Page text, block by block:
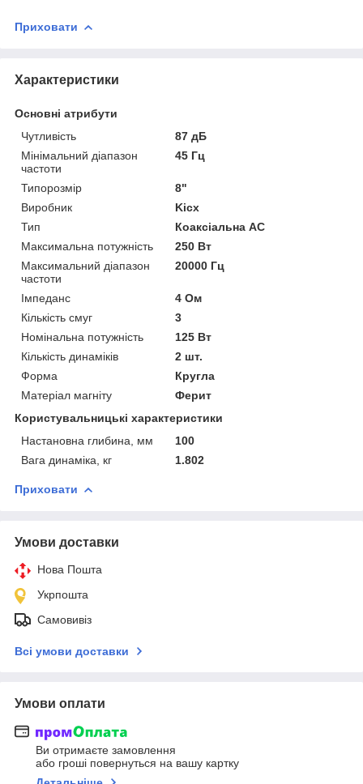
Приховати
Характеристики
Основні атрибути
Чутливість
87 дБ
Мінімальний діапазон
частоти
45 Гц
Типорозмір
8"
Виробник
Kicx
Тип
Коаксіальна АС
Максимальна потужність
250 Вт
Максимальний діапазон
частоти
20000 Гц
Імпеданс
4 Ом
Кількість смуг
3
Номінальна потужність
125 Вт
Кількість динаміків
2 шт.
Форма
Кругла
Матеріал магніту
Ферит
Користувальницькі характеристики
Настановна глибина, мм
100
Вага динаміка, кг
1.802
Приховати
Умови доставки
Нова Пошта
Укрпошта
Самовивіз
Всі умови доставки
Умови оплати
Ви отримаєте замовлення
або гроші повернуться на вашу картку